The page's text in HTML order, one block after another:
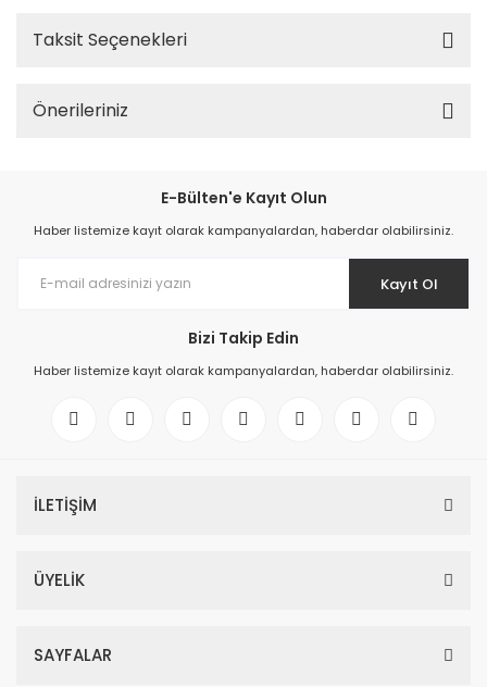
Taksit Seçenekleri
Önerileriniz
E-Bülten'e Kayıt Olun
Haber listemize kayıt olarak kampanyalardan, haberdar olabilirsiniz.
Kayıt Ol
Bizi Takip Edin
Haber listemize kayıt olarak kampanyalardan, haberdar olabilirsiniz.
İLETİŞİM
ÜYELİK
SAYFALAR